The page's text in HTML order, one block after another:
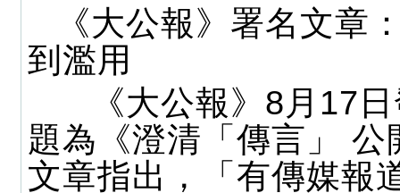
《大公報》署名文章
到濫用
《大公報》8月17日
題為《澄清「傳言」 公
文章指出，「有傳媒報